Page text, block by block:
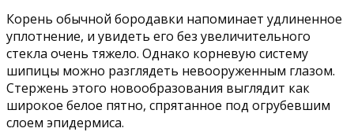
Корень обычной бородавки напоминает удлиненное
уплотнение, и увидеть его без увеличительного
стекла очень тяжело. Однако корневую систему
шипицы можно разглядеть невооруженным глазом.
Стержень этого новообразования выглядит как
широкое белое пятно, спрятанное под огрубевшим
слоем эпидермиса.